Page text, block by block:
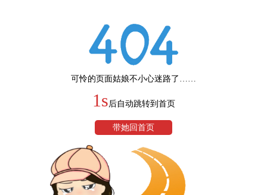
可怜的页面姑娘不小心迷路了……
1s后自动跳转到首页
带她回首页